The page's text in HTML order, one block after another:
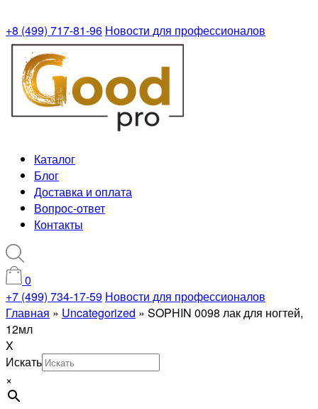
+8 (499) 717-81-96 Новости для профессионалов
Каталог
Блог
Доставка и оплата
Вопрос-ответ
Контакты
0
+7 (499) 734-17-59 Новости для профессионалов
Главная » Uncategorized » SOPHIN 0098 лак для ногтей,
12мл
X
Искать
×